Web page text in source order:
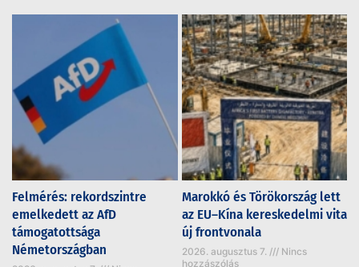
Felmérés: rekordszintre
emelkedett az AfD
támogatottsága
Németországban
Marokkó és Törökország lett
az EU–Kína kereskedelmi vita
új frontvonala
2026. augusztus 7.
Nincs
hozzászólás